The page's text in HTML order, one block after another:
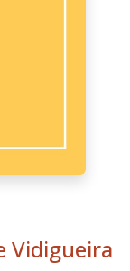
Vidigueira